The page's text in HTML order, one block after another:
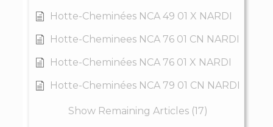
Hotte-Cheminées NCA 49 01 X NARDI
Hotte-Cheminees NCA 76 01 CN NARDI
Hotte-Cheminées NCA 76 01 X NARDI
Hotte-Cheminées NCA 79 01 CN NARDI
Show Remaining Articles (17)